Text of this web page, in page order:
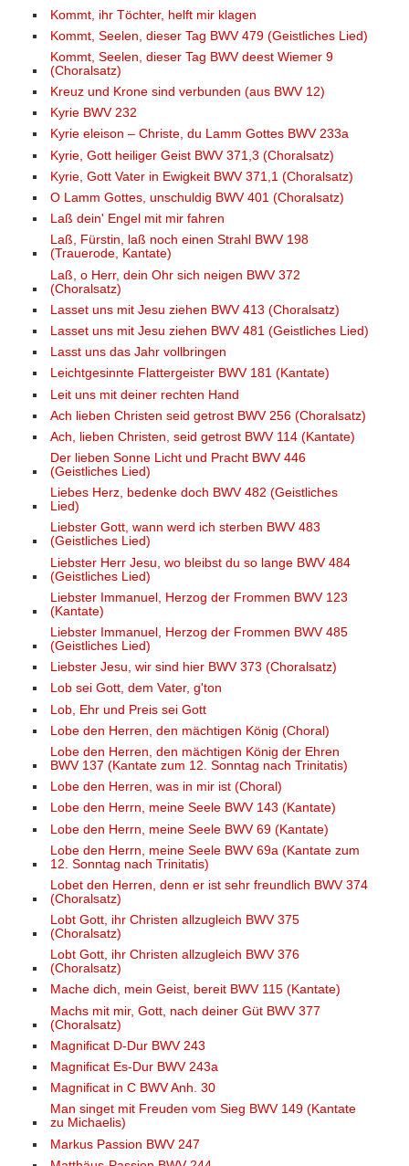
Kommt, ihr Töchter, helft mir klagen
Kommt, Seelen, dieser Tag BWV 479 (Geistliches Lied)
Kommt, Seelen, dieser Tag BWV deest Wiemer 9
(Choralsatz)
Kreuz und Krone sind verbunden (aus BWV 12)
Kyrie BWV 232
Kyrie eleison – Christe, du Lamm Gottes BWV 233a
Kyrie, Gott heiliger Geist BWV 371,3 (Choralsatz)
Kyrie, Gott Vater in Ewigkeit BWV 371,1 (Choralsatz)
O Lamm Gottes, unschuldig BWV 401 (Choralsatz)
Laß dein' Engel mit mir fahren
Laß, Fürstin, laß noch einen Strahl BWV 198
(Trauerode, Kantate)
Laß, o Herr, dein Ohr sich neigen BWV 372
(Choralsatz)
Lasset uns mit Jesu ziehen BWV 413 (Choralsatz)
Lasset uns mit Jesu ziehen BWV 481 (Geistliches Lied)
Lasst uns das Jahr vollbringen
Leichtgesinnte Flattergeister BWV 181 (Kantate)
Leit uns mit deiner rechten Hand
Ach lieben Christen seid getrost BWV 256 (Choralsatz)
Ach, lieben Christen, seid getrost BWV 114 (Kantate)
Der lieben Sonne Licht und Pracht BWV 446
(Geistliches Lied)
Liebes Herz, bedenke doch BWV 482 (Geistliches
Lied)
Liebster Gott, wann werd ich sterben BWV 483
(Geistliches Lied)
Liebster Herr Jesu, wo bleibst du so lange BWV 484
(Geistliches Lied)
Liebster Immanuel, Herzog der Frommen BWV 123
(Kantate)
Liebster Immanuel, Herzog der Frommen BWV 485
(Geistliches Lied)
Liebster Jesu, wir sind hier BWV 373 (Choralsatz)
Lob sei Gott, dem Vater, g'ton
Lob, Ehr und Preis sei Gott
Lobe den Herren, den mächtigen König (Choral)
Lobe den Herren, den mächtigen König der Ehren
BWV 137 (Kantate zum 12. Sonntag nach Trinitatis)
Lobe den Herren, was in mir ist (Choral)
Lobe den Herrn, meine Seele BWV 143 (Kantate)
Lobe den Herrn, meine Seele BWV 69 (Kantate)
Lobe den Herrn, meine Seele BWV 69a (Kantate zum
12. Sonntag nach Trinitatis)
Lobet den Herren, denn er ist sehr freundlich BWV 374
(Choralsatz)
Lobt Gott, ihr Christen allzugleich BWV 375
(Choralsatz)
Lobt Gott, ihr Christen allzugleich BWV 376
(Choralsatz)
Mache dich, mein Geist, bereit BWV 115 (Kantate)
Machs mit mir, Gott, nach deiner Güt BWV 377
(Choralsatz)
Magnificat D-Dur BWV 243
Magnificat Es-Dur BWV 243a
Magnificat in C BWV Anh. 30
Man singet mit Freuden vom Sieg BWV 149 (Kantate
zu Michaelis)
Markus Passion BWV 247